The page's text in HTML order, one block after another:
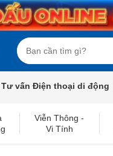
Tư vấn Điện thoại di động
Viễn Thông -
Vi Tính